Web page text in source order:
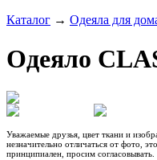
Каталог → Одеяла для
Одеяло
Уважаемые друзья, цвет ткани и
незначительно отличаться от фото,
принципиален, просим согласовывать.